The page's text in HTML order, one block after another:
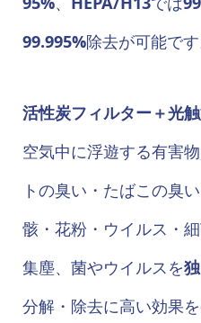
99.995%除去が可能です
活性炭フィルター＋光
空気中に浮遊する有害
トの臭い・たばこの臭
骸・花粉・ウイルス・
集塵、菌やウイルスを
分解・除去に高い効果を